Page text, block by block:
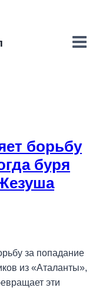
борьбу
буря
за попадание
из «Аталанты»,
эти